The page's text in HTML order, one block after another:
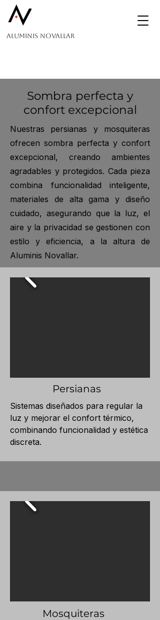
Aluminis Novallar
Sombra perfecta y
confort excepcional
Nuestras persianas y mosquiteras
ofrecen sombra perfecta y confort
excepcional, creando ambientes
agradables y protegidos. Cada pieza
combina funcionalidad inteligente,
materiales de alta gama y diseño
cuidado, asegurando que la luz, el
aire y la privacidad se gestionen con
estilo y eficiencia, a la altura de
Aluminis Novallar.
Persianas
Sistemas diseñados para regular la
luz y mejorar el confort térmico,
combinando funcionalidad y estética
discreta.
Mosquiteras